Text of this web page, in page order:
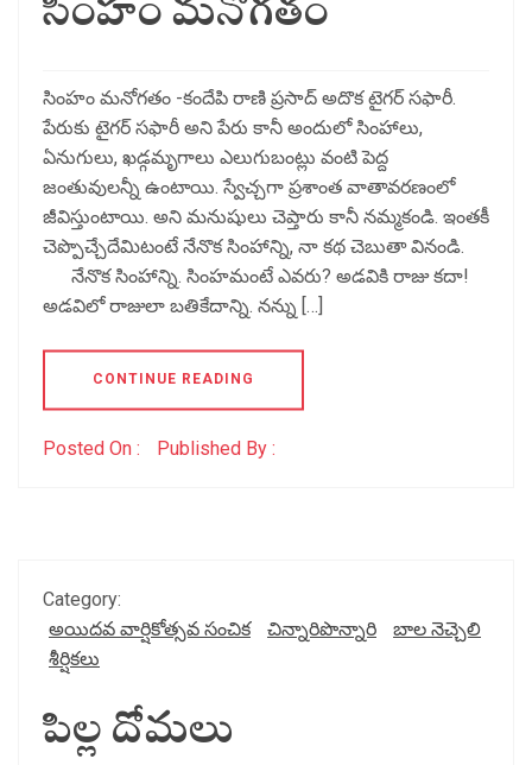
సింహం మనోగతం
సింహం మనోగతం -కందేపి రాణి ప్రసాద్ అదొక టైగర్ సఫారీ.
పేరుకు టైగర్ సఫారీ అని పేరు కానీ అందులో సింహాలు,
ఏనుగులు, ఖడ్గమృగాలు ఎలుగుబంట్లు వంటి పెద్ద
జంతువులన్నీ ఉంటాయి. స్వేచ్చగా ప్రశాంత వాతావరణంలో
జీవిస్తుంటాయి. అని మనుషులు చెప్తారు కానీ నమ్మకండి. ఇంతకీ
చెప్పొచ్చేదేమిటంటే నేనొక సింహాన్ని, నా కథ చెబుతా వినండి.
నేనొక సింహాన్ని. సింహమంటే ఎవరు? అడవికి రాజు కదా!
అడవిలో రాజులా బతికేదాన్ని. నన్ను […]
CONTINUE READING
Posted On : Published By :
Category:
అయిదవ వార్షికోత్సవ సంచిక
చిన్నారిపొన్నారి
బాల నెచ్చెలి
శీర్షికలు
పిల్ల దోమలు